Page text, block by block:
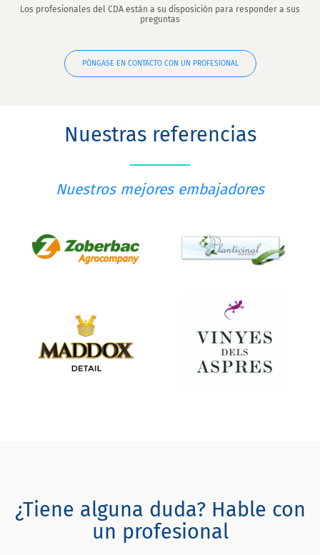
Los profesionales del CDA están a su disposición para responder a sus
preguntas
PÓNGASE EN CONTACTO CON UN PROFESIONAL
Nuestras referencias
Nuestros mejores embajadores
¿Tiene alguna duda? Hable con
un profesional